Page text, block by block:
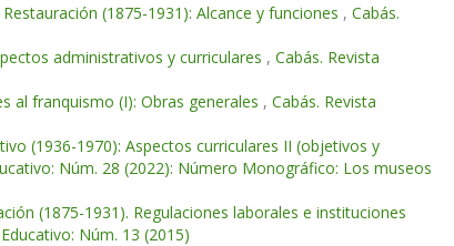
(1875-1931): Alcance y funciones , Cabás.
administrativos y curriculares , Cabás. Revista
al franquismo (I): Obras generales , Cabás. Revista
(1936-1970): Aspectos curriculares II (objetivos y
Núm. 28 (2022): Número Monográfico: Los museos
(1875-1931). Regulaciones laborales e instituciones
Núm. 13 (2015)